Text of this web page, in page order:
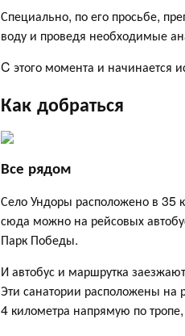
Специально, по его просьбе,
воду и проведя необходимые
C этого момента и начинается
Как добраться
Все рядом
Село Ундоры расположено в 35
сюда можно на рейсовых
Парк Победы.
И автобус и маршрутка
Эти санатории расположены на
4 километра напрямую по